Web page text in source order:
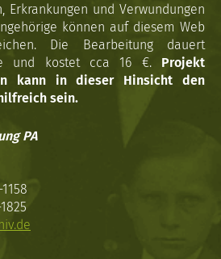
Erkrankungen und Verwundungen
können auf diesem Web
Die Bearbeitung dauert
und kostet cca 16 €. Projekt
kann in dieser Hinsicht den
sein.
PA